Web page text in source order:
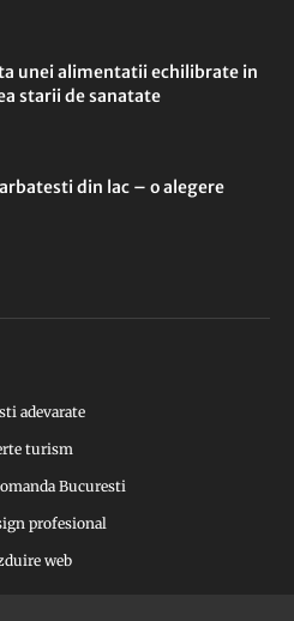
unei alimentatii echilibrate in
starii de sanatate
din lac – o alegere
adevarate
turism
Bucuresti
profesional
web